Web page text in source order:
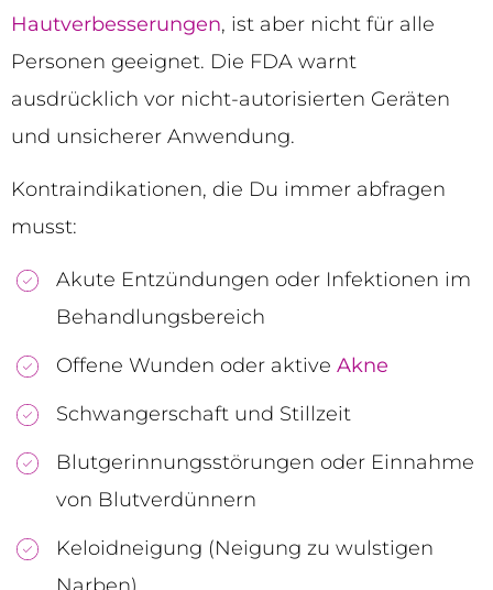
Hautverbesserungen, ist aber nicht für alle
Personen geeignet. Die FDA warnt
ausdrücklich vor nicht-autorisierten Geräten
und unsicherer Anwendung.
Kontraindikationen, die Du immer abfragen
musst:
Akute Entzündungen oder Infektionen im
Behandlungsbereich
Offene Wunden oder aktive Akne
Schwangerschaft und Stillzeit
Blutgerinnungsstörungen oder Einnahme
von Blutverdünnern
Keloidneigung (Neigung zu wulstigen